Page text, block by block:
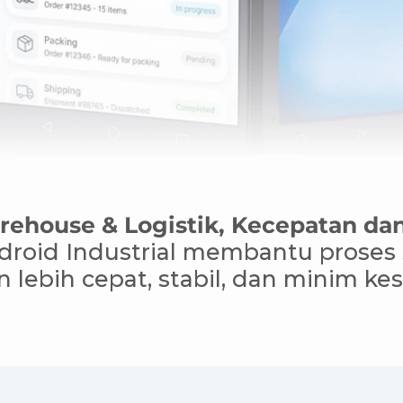
& Logistik, Kecepatan
Industrial membantu
lebih cepat, stabil, dan minim